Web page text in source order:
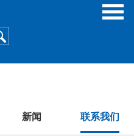
新闻 联系我们